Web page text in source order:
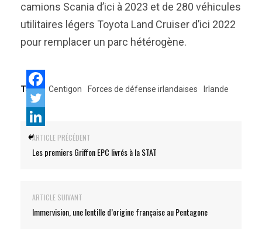
camions Scania d’ici à 2023 et de 280 véhicules
utilitaires légers Toyota Land Cruiser d’ici 2022
pour remplacer un parc hétérogène.
Tags: Centigon Forces de défense irlandaises Irlande
ARTICLE PRÉCÉDENT
Les premiers Griffon EPC livrés à la STAT
ARTICLE SUIVANT
Immervision, une lentille d’origine française au Pentagone